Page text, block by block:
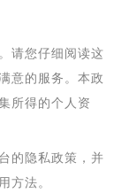
请您仔细阅读这
意的服务。本政
所得的个人资
的隐私政策，并
方法。